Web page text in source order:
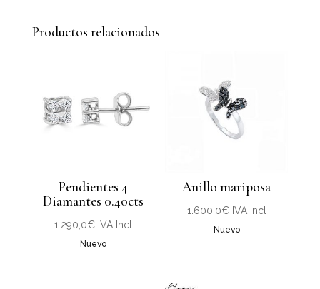
Productos relacionados
Pendientes 4
Diamantes 0.40cts
1.290,0€ IVA Incl
Nuevo
Anillo mariposa
1.600,0€ IVA Incl
Nuevo